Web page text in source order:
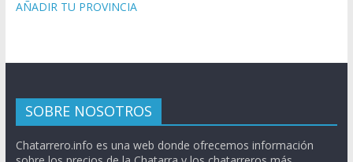
AÑADIR TU PROVINCIA
SOBRE NOSOTROS
Chatarrero.info es una web donde ofrecemos información